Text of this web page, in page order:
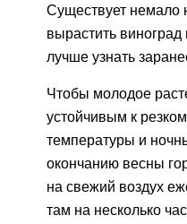
Существует немало
вырастить виноград
лучше узнать
Чтобы молодое
устойчивым к
температуры и
окончанию весны
на свежий воздух
там на несколько